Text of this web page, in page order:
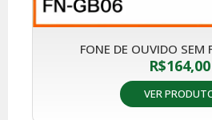
FONE DE OUVIDO SEM
R$164,00
VER